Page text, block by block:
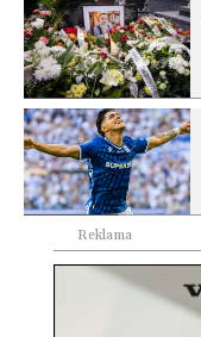
Reklama